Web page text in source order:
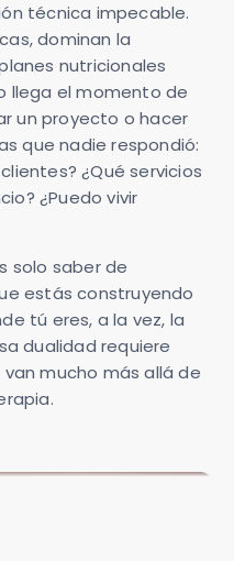
técnica impecable.
dominan la
nutricionales
llega el momento de
un proyecto o hacer
que nadie respondió:
¿Qué servicios
¿Puedo vivir
solo saber de
estás construyendo
tú eres, a la vez, la
dualidad requiere
mucho más allá de